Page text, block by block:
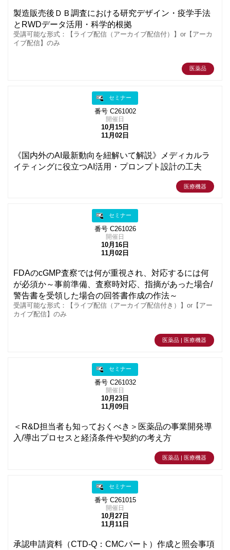
製造販売後ＤＢ調査における研究デザイン・疫学手法
とRWDデータ活用・科学的根拠
受講可能な形式：【ライブ配信（アーカイブ配信付）】or【アーカ
イブ配信】のみ
医薬品
セミナー
番号 C261002
開催日
10月15日
11月02日
《国内外のAI最新動向を紐解いて解説》メディカルラ
イティングに役立つAI活用・プロンプト設計の工夫
医療機器
セミナー
番号 C261026
開催日
10月16日
11月02日
FDAのcGMP査察では何が重視され、対応するには何
が必須か～事前準備、査察時対応、指摘があった場合/
警告書を受領した場合の回答書作成の作法～
受講可能な形式：【ライブ配信（アーカイブ配信付き）】or【アー
カイブ配信】のみ
医薬品 | 医療機器
セミナー
番号 C261032
開催日
10月23日
11月09日
＜R&D担当者も知っておくべき＞医薬品の事業開発導
入/導出プロセスと経済条件や契約の考え方
医薬品 | 医療機器
セミナー
番号 C261015
開催日
10月27日
11月11日
承認申請資料（CTD-Q：CMCパート）作成と照会事項